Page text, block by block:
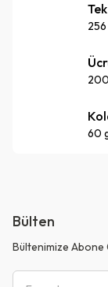
60
Bülten
Bültenimize Abone